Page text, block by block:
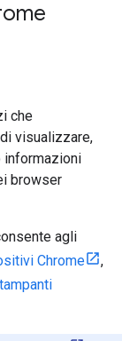
che
visualizzare,
informazioni
browser
agli
Chrome
,